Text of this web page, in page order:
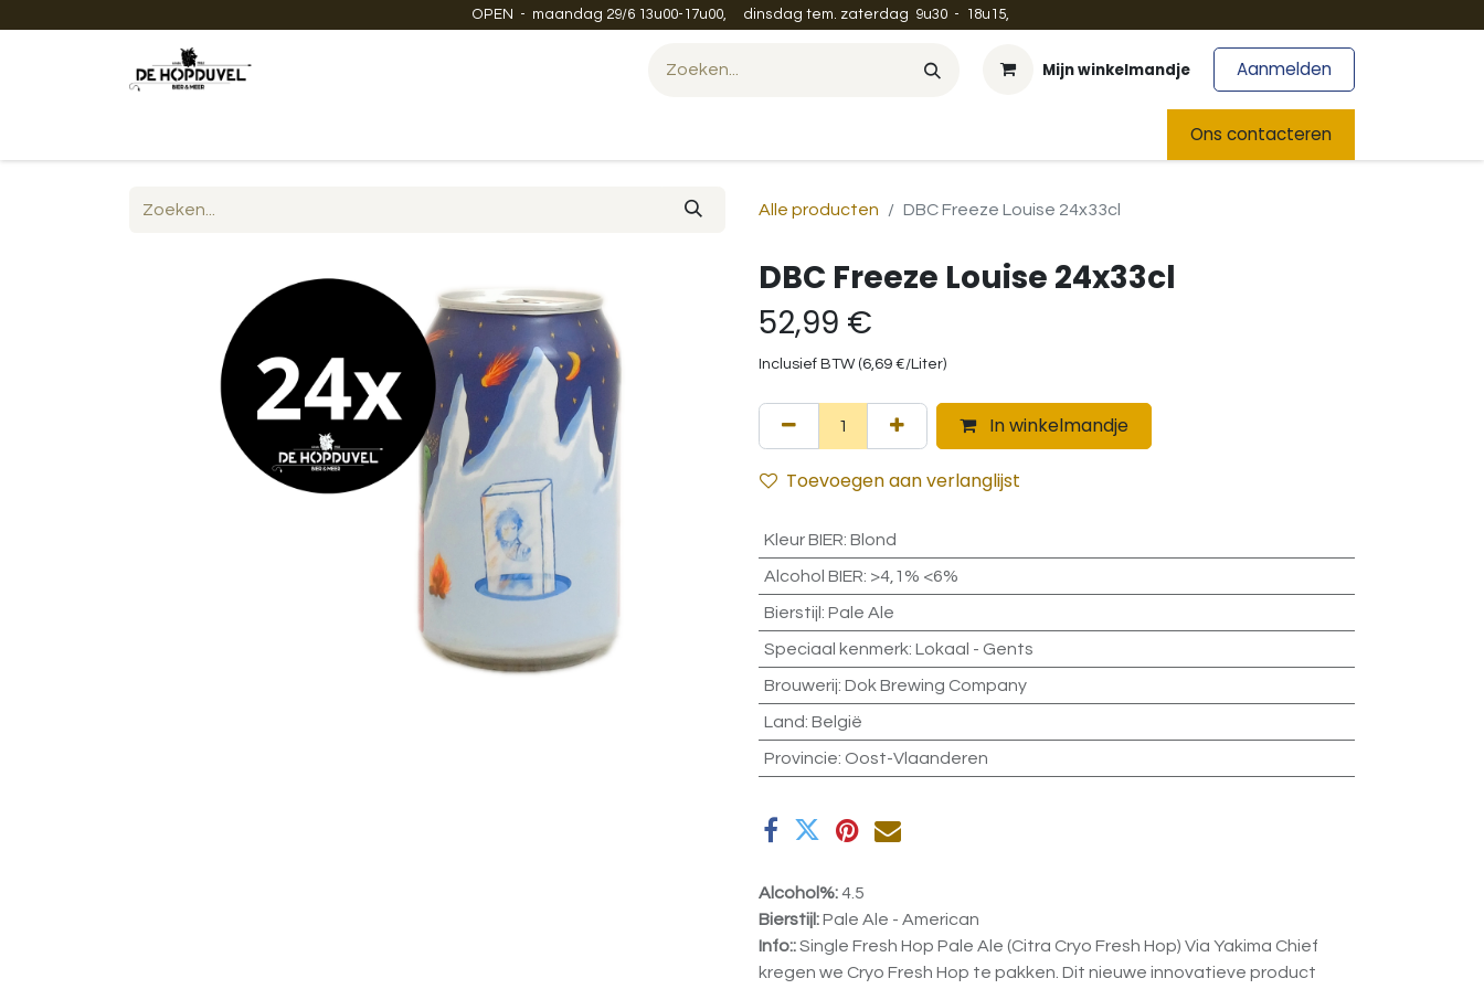
OPEN - maandag 29/6 13u00-17u00, dinsdag tem. zaterdag 9u30 - 18u15,
Mijn winkelmandje Aanmelden
Ons contacteren
Alle producten DBC Freeze Louise 24x33cl
DBC Freeze Louise 24x33cl
52,99 €
Inclusief BTW (6,69 €/Liter)
In winkelmandje
Toevoegen aan verlanglijst
Kleur BIER: Blond
Alcohol BIER: >4,1% <6%
Bierstijl : Pale Ale
Speciaal kenmerk: Lokaal - Gents
Brouwerij: Dok Brewing Company
Land: België
Provincie: Oost-Vlaanderen
Alcohol%:4.5
Bierstijl:Pale Ale - American
Info::Single Fresh Hop Pale Ale (Citra Cryo Fresh Hop) Via Yakima Chief
kregen we Cryo Fresh Hop te pakken. Dit nieuwe innovatieve product